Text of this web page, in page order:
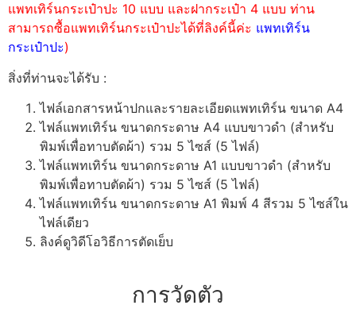
แพทเทิร์นกระเป๋าปะ 10 แบบ และฝากระเป๋า 4 แบบ ท่าน
สามารถซื้อแพทเทิร์นกระเป๋าปะได้ที่ลิงค์นี้ค่ะ แพทเทิร์น
กระเป๋าปะ)
สิ่งที่ท่านจะได้รับ :
ไฟล์เอกสารหน้าปกและรายละเอียดแพทเทิร์น ขนาด A4
ไฟล์แพทเทิร์น ขนาดกระดาษ A4 แบบขาวดำ (สำหรับ
พิมพ์เพื่อทาบตัดผ้า) รวม 5 ไซส์ (5 ไฟล์)
ไฟล์แพทเทิร์น ขนาดกระดาษ A1 แบบขาวดำ (สำหรับ
พิมพ์เพื่อทาบตัดผ้า) รวม 5 ไซส์ (5 ไฟล์)
ไฟล์แพทเทิร์น ขนาดกระดาษ A1 พิมพ์ 4 สีรวม 5 ไซส์ใน
ไฟล์เดียว
ลิงค์ดูวิดีโอวิธีการตัดเย็บ
การวัดตัว